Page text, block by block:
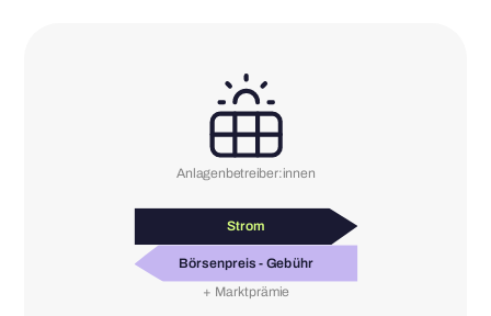
Anlagenbetreiber:innen
Strom
Börsenpreis - Gebühr
+ Marktprämie